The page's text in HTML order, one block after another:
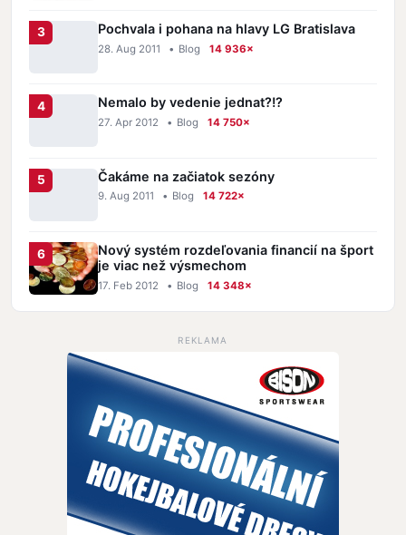
Pochvala i pohana na hlavy LG Bratislava
28. Aug 2011 • Blog 14 936×
Nemalo by vedenie jednat?!?
27. Apr 2012 • Blog 14 750×
Čakáme na začiatok sezóny
9. Aug 2011 • Blog 14 722×
Nový systém rozdeľovania financií na šport
je viac než výsmechom
17. Feb 2012 • Blog 14 348×
REKLAMA